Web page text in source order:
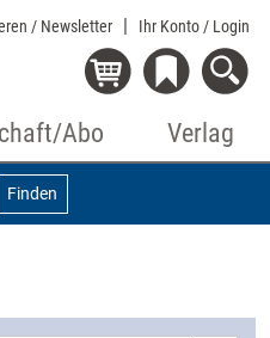
/ Newsletter Ihr Konto / Login
Abo Verlag
Finden